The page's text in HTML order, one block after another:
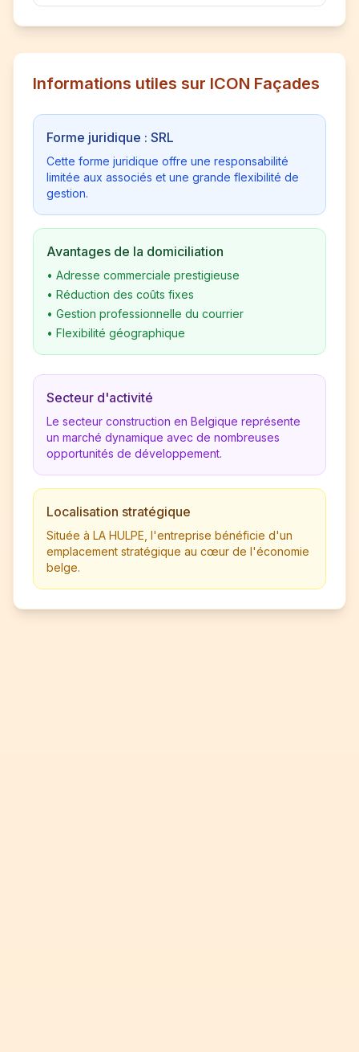
Informations utiles sur ICON Façades
Forme juridique : SRL
Cette forme juridique offre une responsabilité
limitée aux associés et une grande flexibilité de
gestion.
Avantages de la domiciliation
• Adresse commerciale prestigieuse
• Réduction des coûts fixes
• Gestion professionnelle du courrier
• Flexibilité géographique
Secteur d'activité
Le secteur construction en Belgique représente
un marché dynamique avec de nombreuses
opportunités de développement.
Localisation stratégique
Située à LA HULPE, l'entreprise bénéficie d'un
emplacement stratégique au cœur de l'économie
belge.